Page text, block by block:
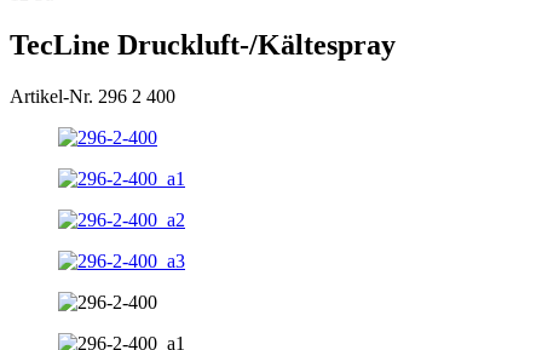
TecLine Druckluft-/Kältespray
Artikel-Nr. 296 2 400